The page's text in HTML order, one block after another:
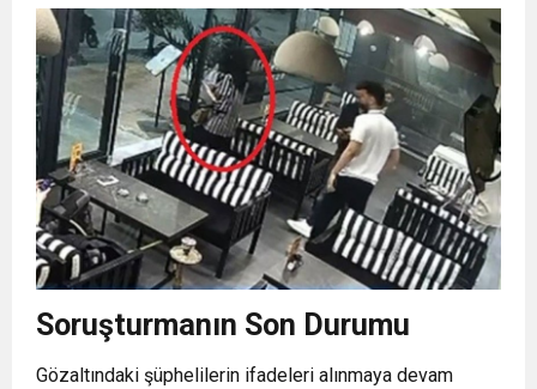
Soruşturmanın Son Durumu
Gözaltındaki şüphelilerin ifadeleri alınmaya devam